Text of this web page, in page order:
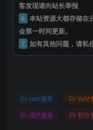
客发现请向站长举报
6 本站资源大都存储在
会第一时间更新。
7 如有其他问题，请私
vam服装 VaM
现代服装
积分